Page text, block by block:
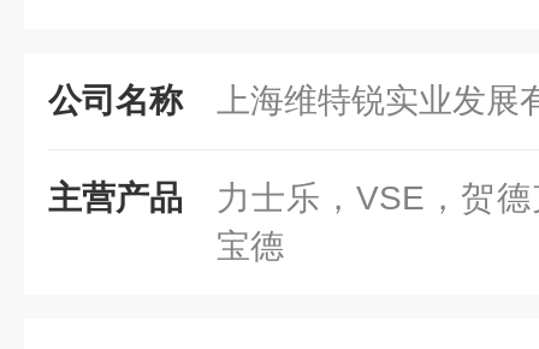
公司名称 上海维特锐实业发展
主营产品
力士乐，VSE，贺
宝德